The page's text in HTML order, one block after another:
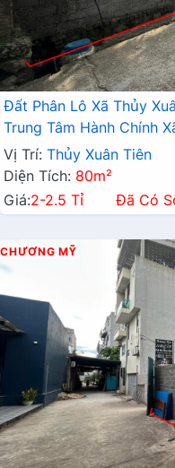
Đất Phân Lô Xã Thủy Xuân Tiên Ô Tô
Trung Tâm Hành Chính
Vị Trí: Thủy Xuân Tiên
Diện Tích: 80m²
Giá:2-2.5 Tỉ Đã Có
CHƯƠNG MỸ